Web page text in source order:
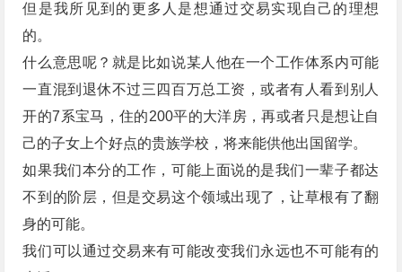
但是我所见到的更多人是想通过交易实现自己的理想
的。
什么意思呢？就是比如说某人他在一个工作体系内可能
一直混到退休不过三四百万总工资，或者有人看到别人
开的7系宝马，住的200平的大洋房，再或者只是想让自
己的子女上个好点的贵族学校，将来能供他出国留学。
如果我们本分的工作，可能上面说的是我们一辈子都达
不到的阶层，但是交易这个领域出现了，让草根有了翻
身的可能。
我们可以通过交易来有可能改变我们永远也不可能有的